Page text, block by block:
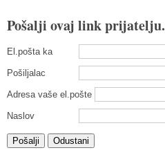
Pošalji ovaj link prijatelju.
El.pošta ka
Pošiljalac
Adresa vaše el.pošte
Naslov
Pošalji Odustani